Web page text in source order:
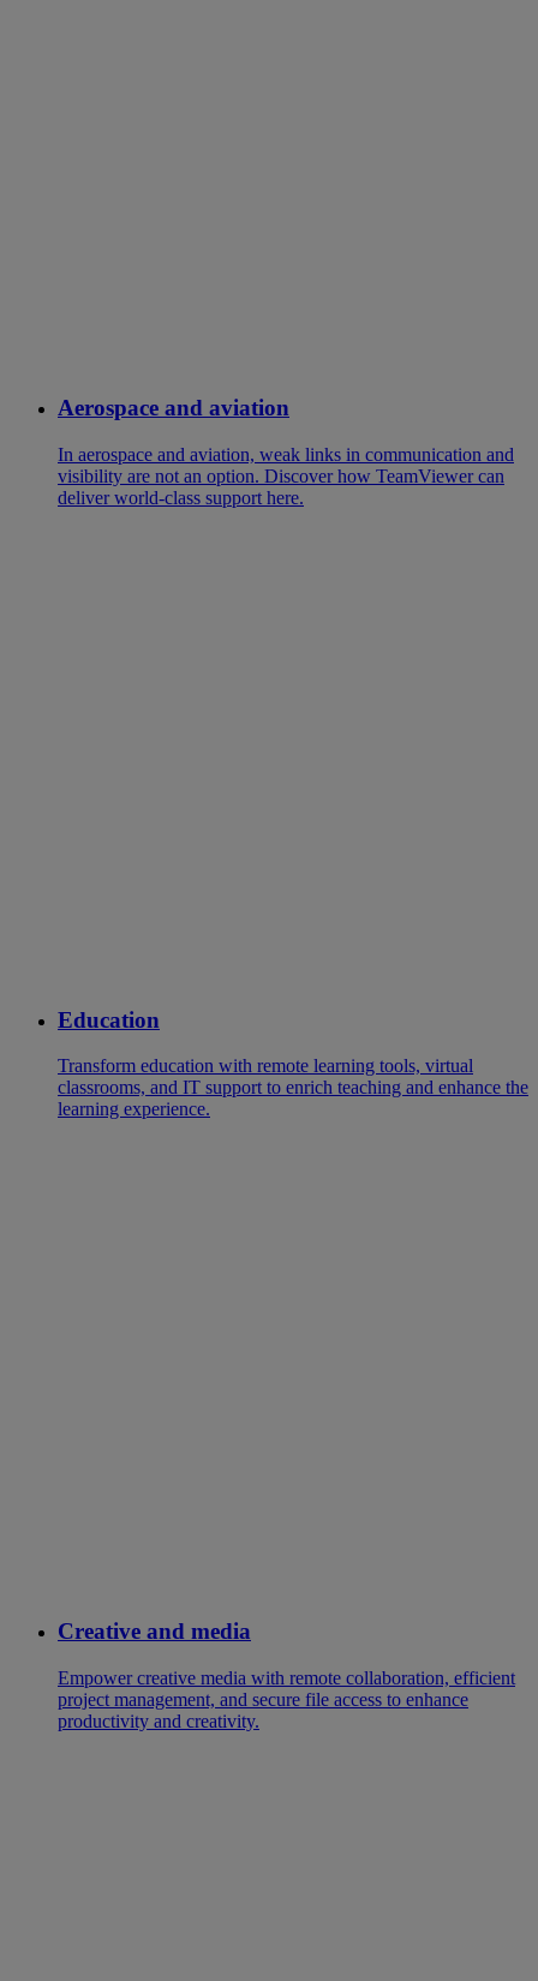
Aerospace and aviation
In aerospace and aviation, weak links in communication and
visibility are not an option. Discover how TeamViewer can
deliver world-class support here.
Education
Transform education with remote learning tools, virtual
classrooms, and IT support to enrich teaching and enhance the
learning experience.
Creative and media
Empower creative media with remote collaboration, efficient
project management, and secure file access to enhance
productivity and creativity.